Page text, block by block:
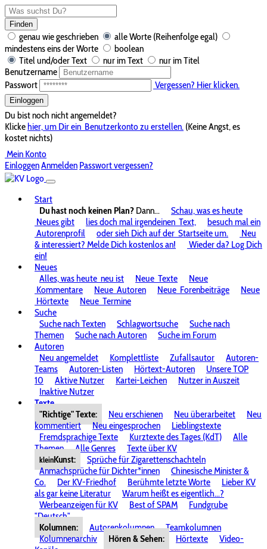
Finden
genau wie geschrieben
alle Worte (Reihenfolge egal)
mindestens eins der Worte
boolean
Titel und/oder Text
nur im Text
nur im Titel
Benutzername
Passwort
Vergessen? Hier klicken.
Einloggen
Du bist noch nicht angemeldet?
Klickehier, um Dir ein Benutzerkonto zu erstellen. (Keine Angst, es
kostet nichts)
Mein Konto
EinloggenAnmelden Passwort vergessen?
Start
Du hast noch keinen Plan? Dann...
Schau, was es heute
Neues gibt
lies doch mal irgendeinen Text,
besuch mal ein
Autorenprofil
oder sieh Dich auf der Startseite um.
Neu
& interessiert? Melde Dich kostenlos an!
Wieder da? Log Dich
ein!
Neues
Alles, was heute neu ist Neue Texte
Neue
Kommentare
Neue Autoren Neue Forenbeiträge
Neue
Hörtexte
Neue Termine
Suche
Suche nach Texten
Schlagwortsuche
Suche nach
Themen
Suche nach Autoren
Suche im Forum
Autoren
Neu angemeldet
Komplettliste Zufallsautor
Autoren-
Teams
Autoren-Listen Hörtext-Autoren
Unsere TOP
10
Aktive Nutzer Kartei-Leichen
Nutzer in Auszeit
Inaktive Nutzer
Texte
"Richtige" Texte:
Neu erschienen Neu überarbeitet
Neu
kommentiert
Neu eingesprochen
Lieblingstexte
Fremdsprachige Texte
Kurztexte des Tages (KdT)
Alle
Themen
Alle Genres Texte über KV
kleinKunst:
Sprüche für Zigarettenschachteln
Anmachsprüche für Dichter*innen
Chinesische Minister &
Co.
Der KV-Friedhof Berühmte letzte Worte
Lieber KV
als gar keine Literatur
Warum heißt es eigentlich...?
Werbeanzeigen für KV
Best of SPAM
Fundgrube
"Deutsch"
Kolumnen:
Autorenkolumnen
Teamkolumnen
Kolumnenarchiv
Hören & Sehen: Hörtexte
Video-